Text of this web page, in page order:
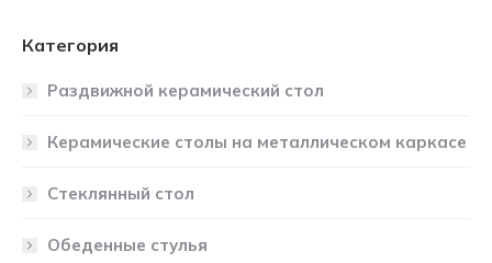
Категория
Раздвижной керамический стол
Керамические столы на металлическом каркасе
Стеклянный стол
Обеденные стулья